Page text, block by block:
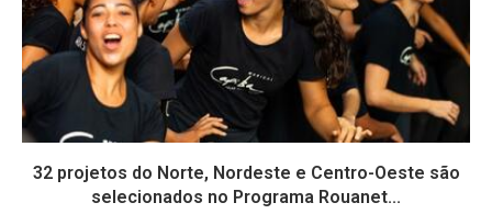
32 projetos do Norte, Nordeste e Centro-Oeste são
selecionados no Programa Rouanet...